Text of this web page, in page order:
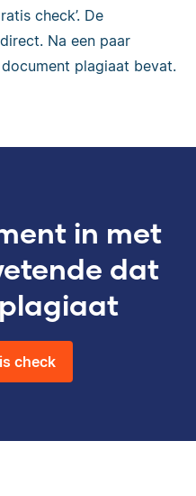
check’. De
Na een paar
plagiaat bevat.
in met
dat
check